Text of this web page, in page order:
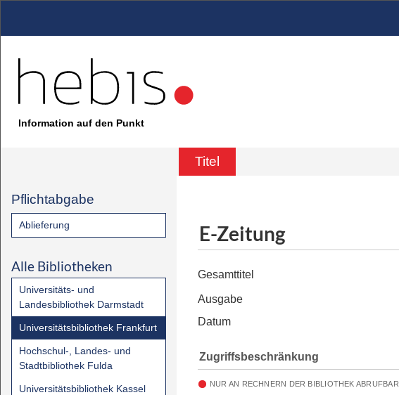
Information auf den Punkt
Titel
Pflichtabgabe
Ablieferung
Alle Bibliotheken
Universitäts- und
Landesbibliothek Darmstadt
Universitätsbibliothek Frankfurt
Hochschul-, Landes- und
Stadtbibliothek Fulda
Universitätsbibliothek Kassel
E-Zeitung
Gesamttitel
Ausgabe
Datum
Zugriffsbeschränkung
NUR AN RECHNERN DER BIBLIOTHEK ABRUFBAR